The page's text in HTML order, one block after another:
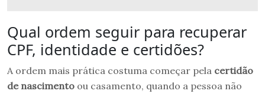
Qual ordem seguir para recuperar
CPF, identidade e certidões?
A ordem mais prática costuma começar pela certidão
de nascimento ou casamento, quando a pessoa não